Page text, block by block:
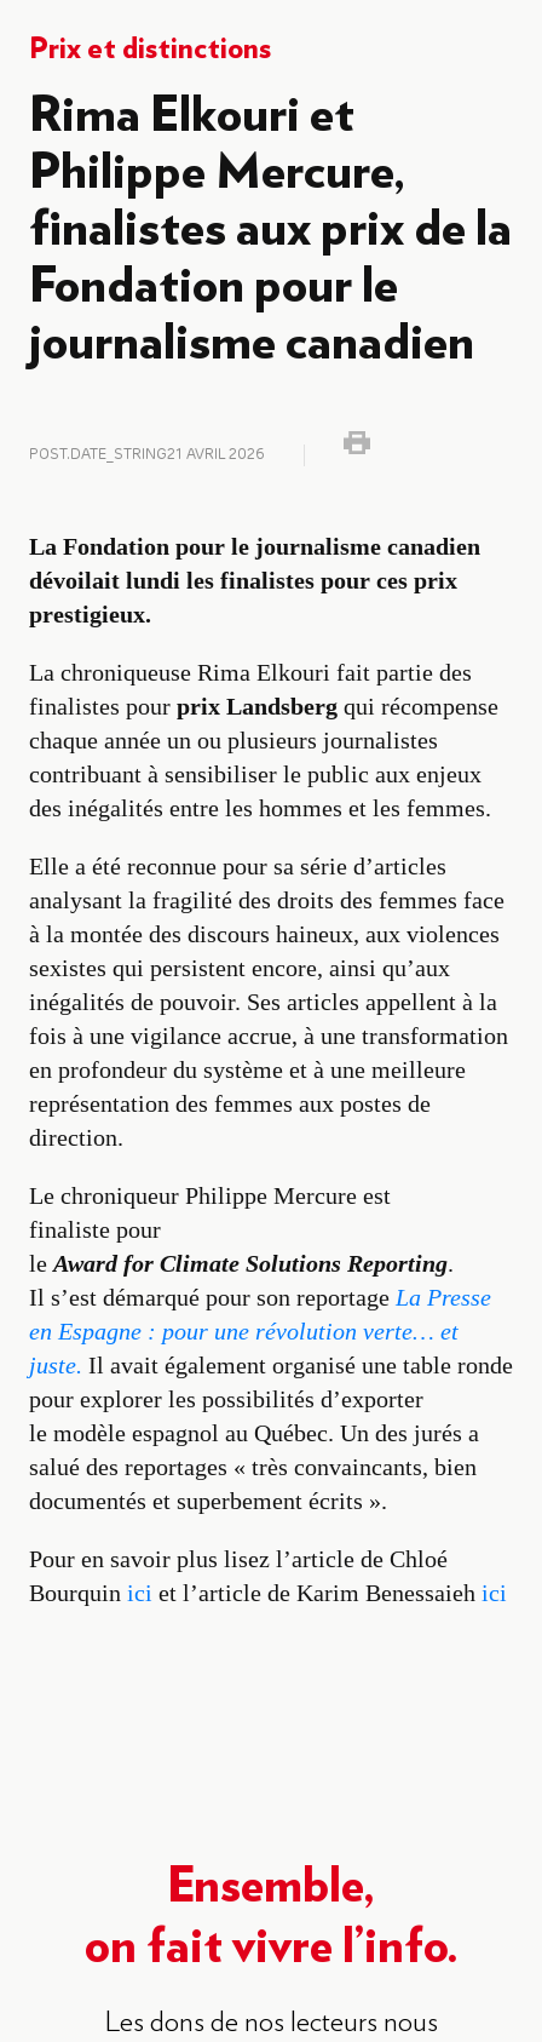
Prix et distinctions
Rima Elkouri et
Philippe Mercure,
finalistes aux prix de la
Fondation pour le
journalisme canadien
POST.DATE_STRING21 AVRIL 2026
La Fondation pour le journalisme canadien
dévoilait lundi les finalistes pour ces prix
prestigieux.
La chroniqueuse Rima Elkouri fait partie des
finalistes pour prix Landsberg qui récompense
chaque année un ou plusieurs journalistes
contribuant à sensibiliser le public aux enjeux
des inégalités entre les hommes et les femmes.
Elle a été reconnue pour sa série d’articles
analysant la fragilité des droits des femmes face
à la montée des discours haineux, aux violences
sexistes qui persistent encore, ainsi qu’aux
inégalités de pouvoir. Ses articles appellent à la
fois à une vigilance accrue, à une transformation
en profondeur du système et à une meilleure
représentation des femmes aux postes de
direction.
Le chroniqueur Philippe Mercure est
finaliste pour
le Award for Climate Solutions Reporting.
Il s’est démarqué pour son reportage La Presse
en Espagne : pour une révolution verte… et
juste. Il avait également organisé une table ronde
pour explorer les possibilités d’exporter
le modèle espagnol au Québec. Un des jurés a
salué des reportages « très convaincants, bien
documentés et superbement écrits ».
Pour en savoir plus lisez l’article de Chloé
Bourquin ici et l’article de Karim Benessaieh ici
Ensemble,
on fait vivre l’info.
Les dons de nos lecteurs nous